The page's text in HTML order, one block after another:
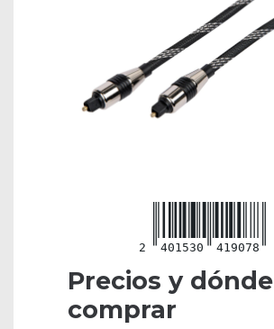
2 401530 419078
Precios y dónde
comprar